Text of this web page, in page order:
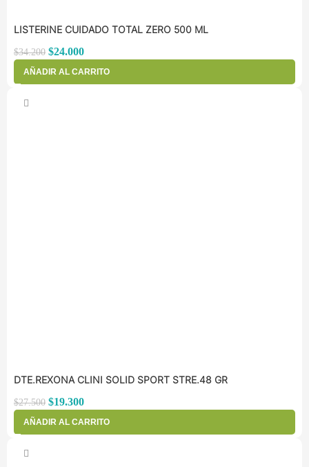
LISTERINE CUIDADO TOTAL ZERO 500 ML
$34.200 $24.000
AÑADIR AL CARRITO
DTE.REXONA CLINI SOLID SPORT STRE.48 GR
$27.500 $19.300
AÑADIR AL CARRITO